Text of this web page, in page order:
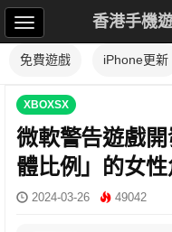
香港手機
免費遊戲 iPhone更新
XBOXSX
微軟警告遊戲
體比例」的女
2024-03-26 49042